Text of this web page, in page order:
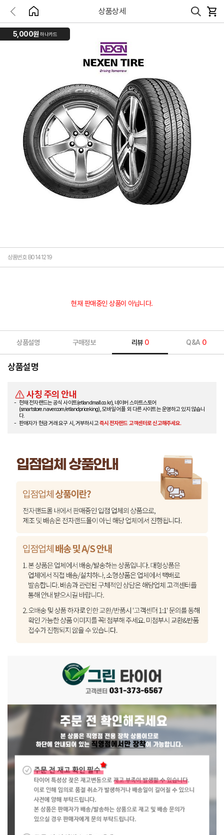
상품상세
5,000원 하나카드
상품번호 B0141219
현재 판매중인 상품이 아닙니다.
상품설명 구매정보 리뷰 0 Q&A 0
상품설명
사칭 주의 안내
현재 전자랜드는 공식 사이트(etlandmall.co.kr), 네이버 스마트스토어
(smartstore.naver.com/etlandpriceking), 모바일 어플 외 다른 사이트는 운영하고 있지 않습니
다.
판매자가 현금 거래 요구 시, 거부하시고즉시 전자랜드 고객센터로 신고해주세요.